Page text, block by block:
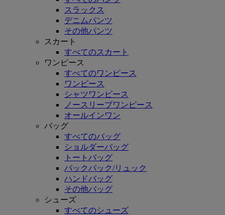
スラックス
デニムパンツ
その他パンツ
スカート
すべてのスカート
ワンピース
すべてのワンピース
ワンピース
シャツワンピース
ノースリーブワンピース
オールインワン
バッグ
すべてのバッグ
ショルダーバッグ
トートバッグ
バックパック/リュック
ハンドバッグ
その他バッグ
シューズ
すべてのシューズ